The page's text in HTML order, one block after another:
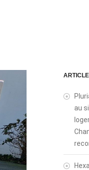
au